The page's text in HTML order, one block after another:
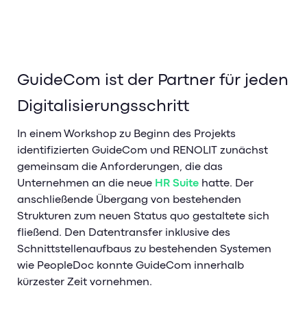
GuideCom ist der Partner für jeden
Digitalisierungsschritt
In einem Workshop zu Beginn des Projekts
identifizierten GuideCom und RENOLIT zunächst
gemeinsam die Anforderungen, die das
Unternehmen an die neue HR Suite hatte. Der
anschließende Übergang von bestehenden
Strukturen zum neuen Status quo gestaltete sich
fließend. Den Datentransfer inklusive des
Schnittstellenaufbaus zu bestehenden Systemen
wie PeopleDoc konnte GuideCom innerhalb
kürzester Zeit vornehmen.